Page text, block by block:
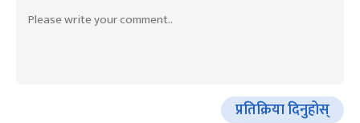
प्रतिक्रिया दिनुहोस्